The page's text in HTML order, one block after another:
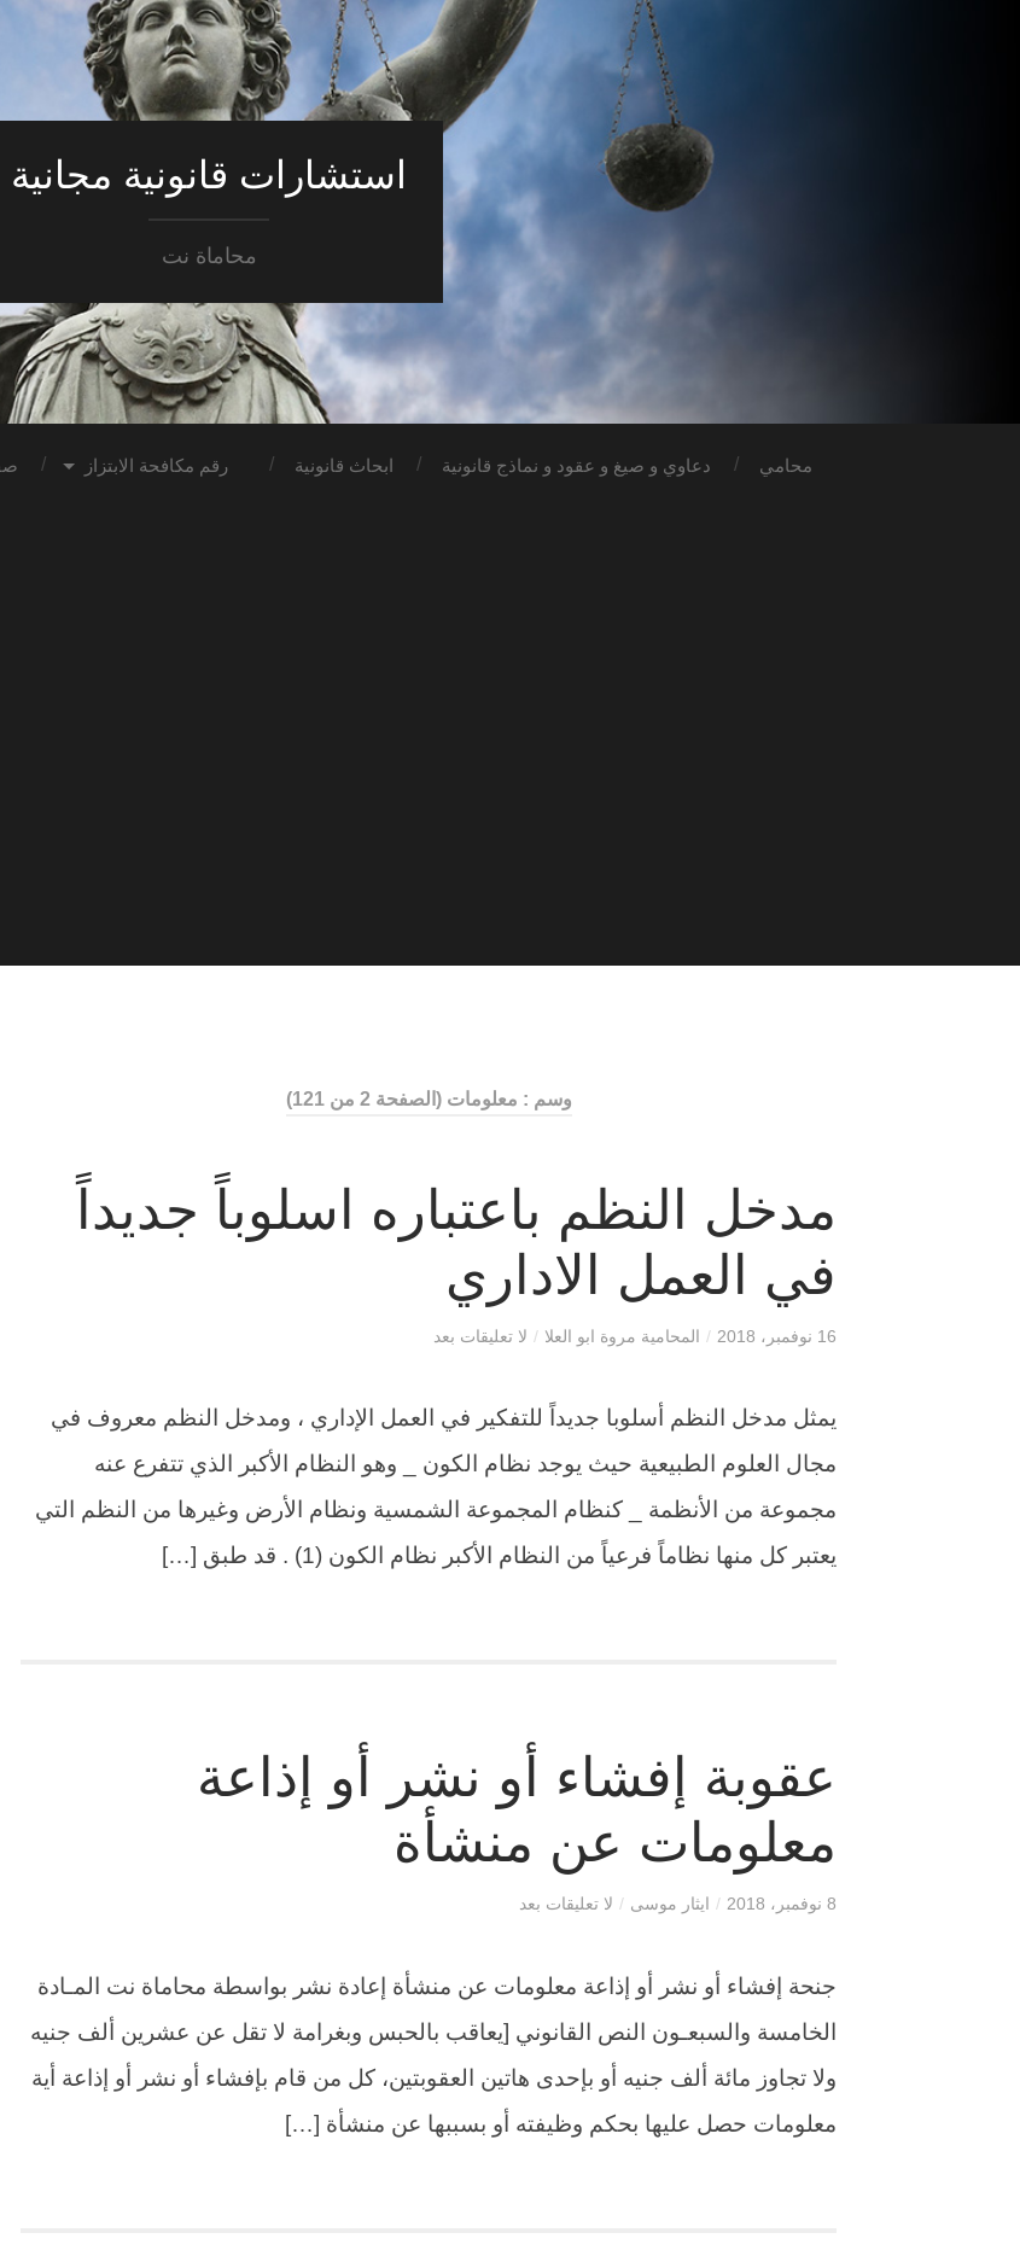
استشارات قانونية مجانية
محاماة نت
محامي دعاوي و صيغ و عقود و نماذج قانونية ابحاث قانونية رقم مكافحة الابتزاز
وسم : معلومات(الصفحة 2 من 121)
مدخل النظم باعتباره اسلوباً جديداً
في العمل الاداري
16 نوفمبر، 2018 / المحامية مروة ابو العلا / لا تعليقات بعد
يمثل مدخل النظم أسلوبا جديداً للتفكير في العمل الإداري ، ومدخل النظم معروف في
مجال العلوم الطبيعية حيث يوجد نظام الكون _ وهو النظام الأكبر الذي تتفرع عنه
مجموعة من الأنظمة _ كنظام المجموعة الشمسية ونظام الأرض وغيرها من النظم التي
يعتبر كل منها نظاماً فرعياً من النظام الأكبر نظام الكون (1) . قد طبق […]
عقوبة إفشاء أو نشر أو إذاعة
معلومات عن منشأة
8 نوفمبر، 2018 / ايثار موسى / لا تعليقات بعد
جنحة إفشاء أو نشر أو إذاعة معلومات عن منشأة إعادة نشر بواسطة محاماة نت المـادة
الخامسة والسبعـون النص القانوني [يعاقب بالحبس وبغرامة لا تقل عن عشرين ألف جنيه
ولا تجاوز مائة ألف جنيه أو بإحدى هاتين العقوبتين، كل من قام بإفشاء أو نشر أو إذاعة أية
معلومات حصل عليها بحكم وظيفته أو بسببها عن منشأة […]